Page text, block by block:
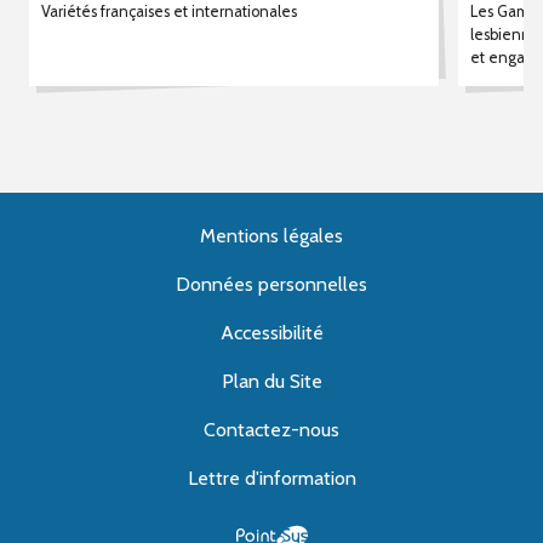
Variétés françaises et internationales
Les
et
Mentions légales
Données personnelles
Accessibilité
Plan du Site
Contactez-nous
Lettre d'information